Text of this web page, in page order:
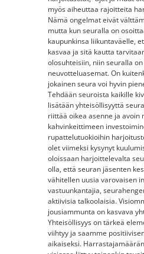
myös aiheuttaa rajoitteita
Nämä ongelmat eivät
mutta kun seuralla on
kaupunkinsa liikuntaväelle,
kasvaa ja sitä kautta
olosuhteisiin, niin seuralla
neuvotteluasemat. On
jokainen seura voi hyvin
Tehdään seuroista kaikille
lisätään yhteisöllisyyttä
riittää oikea asenne ja avoin
kahvinkeittimeen
rupattelutuokioihin
olet viimeksi kysynyt
oloissaan harjoittelevalta
olla, että seuran jäsenten
vähitellen uusia varovaisen
vastuunkantajia,
aktiivisia talkoolaisia.
jousiammunta on kasvava
Yhteisöllisyys on tärkeä
viihtyy ja saamme
aikaiseksi.